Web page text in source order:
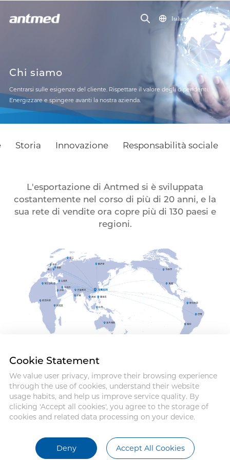
Italiano
Chi siamo
Centrarsi sulle esigenze del cliente. Rispettare il valore degli dipendenti.
Energizzare e spingere avanti la nostra azienda.
Storia Innovazione Responsabilità sociale
L'esportazione di Antmed si è sviluppata
costantemente nel corso di più di 20 anni, e la
sua rete di vendite ora copre più di 130 paesi e
regioni.
Address :18 Jinhui Ave., Pingshan
District, Shenzhen, 518122, China
Tel : +86-755-86060992
Email:info@antmed.com
ANTMED CO.,LTD.
Cookie Statement
We value user privacy, improve their browsing experience
through the use of cookies, understand their website
usage habits, and help us improve service quality. By
clicking 'Accept all cookies', you agree to the storage of
cookies and related data processing on your device.
Deny Accept All Cookies